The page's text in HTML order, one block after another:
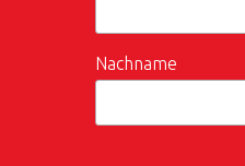
Nachname